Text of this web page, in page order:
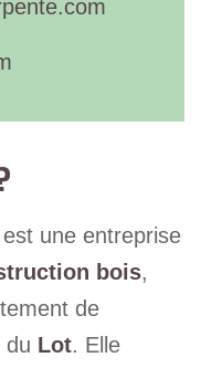
une entreprise
bois,
de
du Lot. Elle